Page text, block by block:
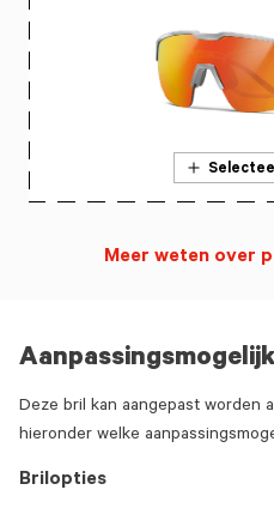
Deze bril kan aangepast worden
hieronder welke
Brilopties
Meer weten over